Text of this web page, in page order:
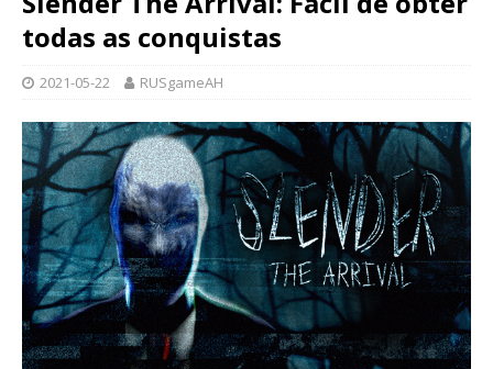
todas as conquistas
2021-05-22 RUSgameAH